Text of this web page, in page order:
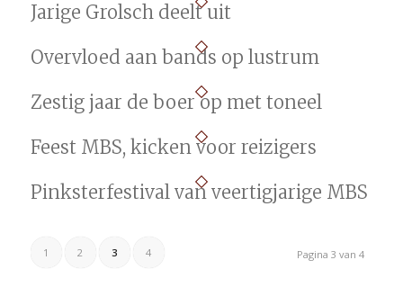
Jarige Grolsch deelt uit
Overvloed aan bands op lustrum
Zestig jaar de boer op met toneel
Feest MBS, kicken voor reizigers
Pinksterfestival van veertigjarige MBS
Pagina 3 van 4
1 2 3 4